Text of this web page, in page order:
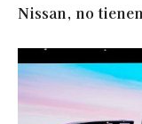
Nissan, no